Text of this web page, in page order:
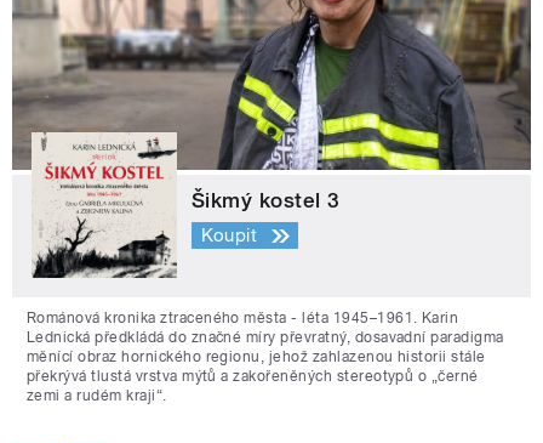
Šikmý kostel 3
Koupit
Románová kronika ztraceného města - léta 1945–1961. Karin
Lednická předkládá do značné míry převratný, dosavadní paradigma
měnící obraz hornického regionu, jehož zahlazenou historii stále
překrývá tlustá vrstva mýtů a zakořeněných stereotypů o „černé
zemi a rudém kraji“.